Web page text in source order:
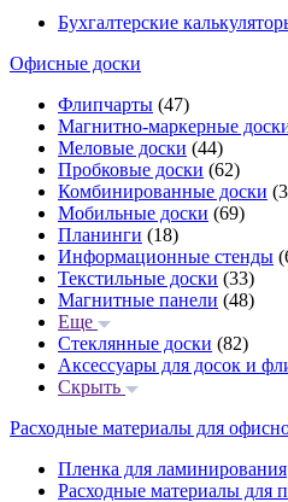
Бухгалтерские
Офисные доски
Флипчарты (47)
Магнитно-маркерные
Меловые доски (44)
Пробковые доски (62)
Комбинированные доски
Мобильные доски (69)
Планинги (18)
Информационные стенды
Текстильные доски (33)
Магнитные панели (48)
Еще
Стеклянные доски (82)
Аксессуары для досок и
Скрыть
Расходные материалы для
Пленка для ламинирования
Расходные материалы для